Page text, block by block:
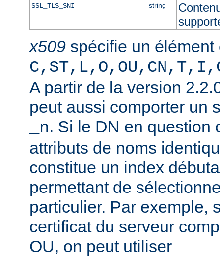
SSL_TLS_SNI string
x509 spécifie un
A partir de la version
peut aussi comporter un
_n. Si le DN en question
attributs de noms
constitue un index
permettant de
particulier. Par exemple,
certificat du serveur
OU, on peut utiliser